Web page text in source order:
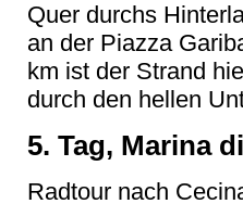
Quer durchs
an der Piazza
km ist der Strand
durch den hellen
5. Tag, Marina
Radtour nach